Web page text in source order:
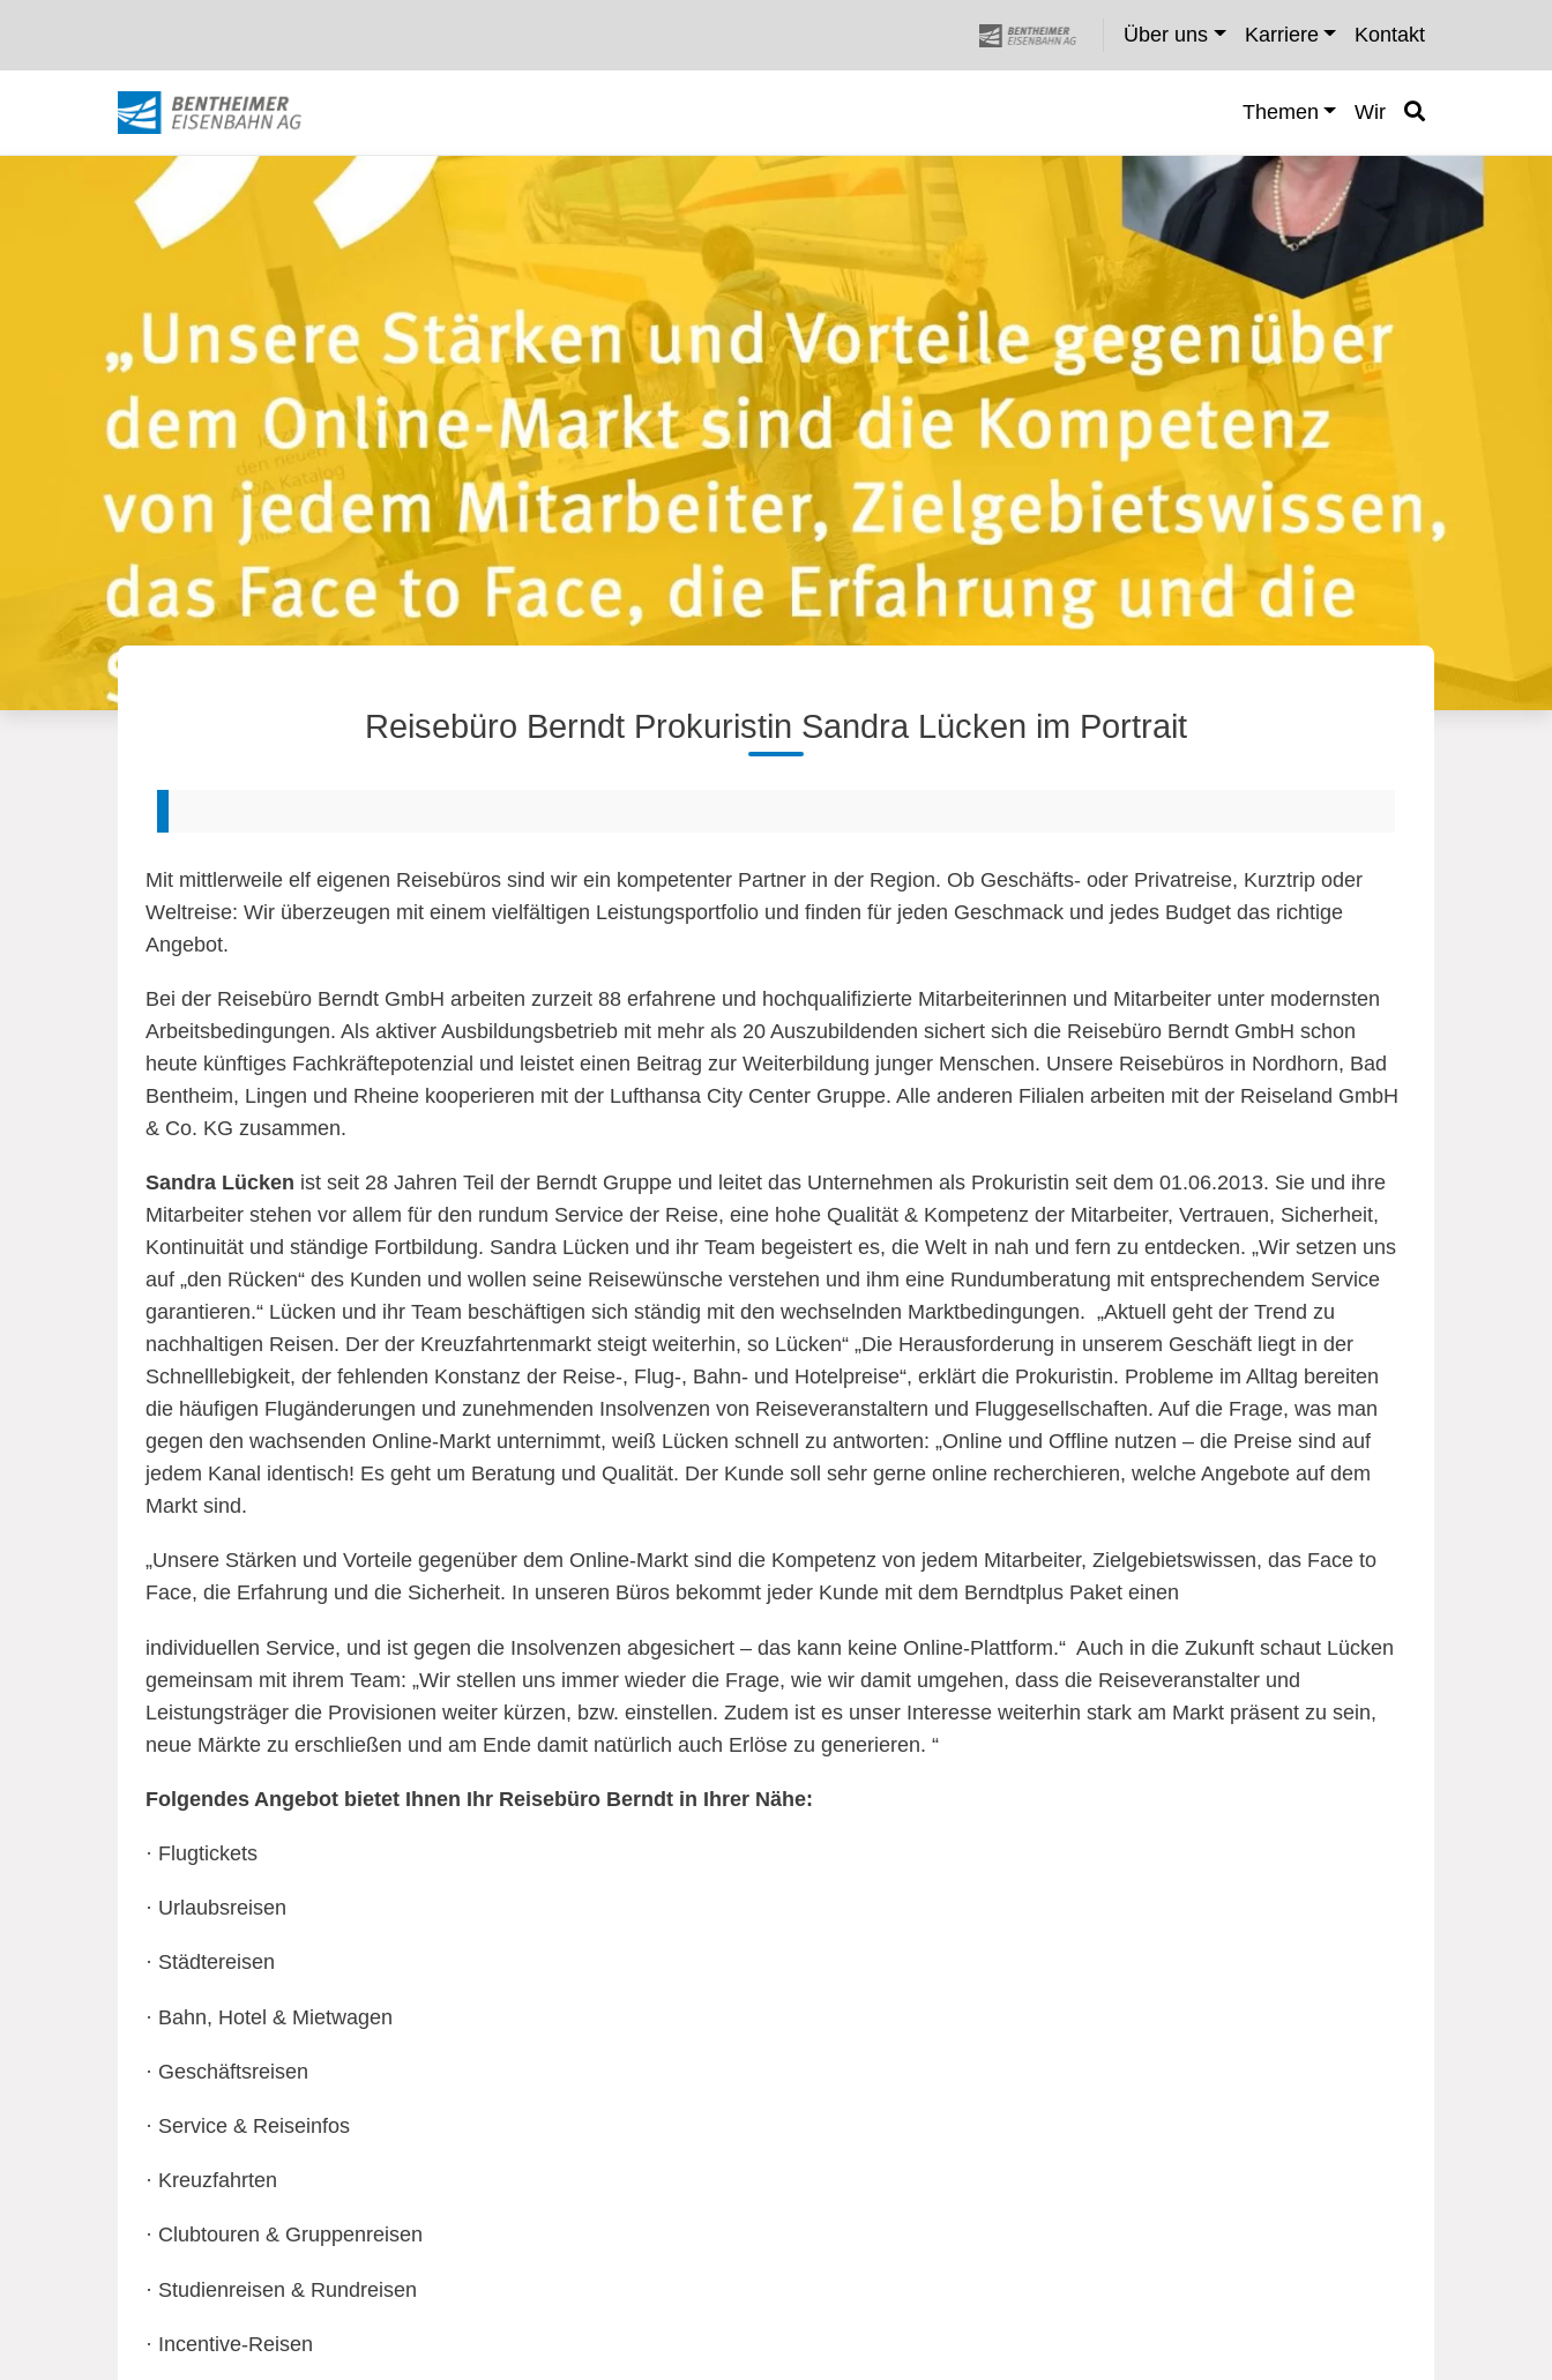
Über uns Karriere Kontakt
Themen Wir
Reisebüro Berndt Prokuristin Sandra Lücken im Portrait
Mit mittlerweile elf eigenen Reisebüros sind wir ein kompetenter Partner in der Region. Ob Geschäfts- oder Privatreise, Kurztrip oder
Weltreise: Wir überzeugen mit einem vielfältigen Leistungsportfolio und finden für jeden Geschmack und jedes Budget das richtige
Angebot.
Bei der Reisebüro Berndt GmbH arbeiten zurzeit 88 erfahrene und hochqualifizierte Mitarbeiterinnen und Mitarbeiter unter modernsten
Arbeitsbedingungen. Als aktiver Ausbildungsbetrieb mit mehr als 20 Auszubildenden sichert sich die Reisebüro Berndt GmbH schon
heute künftiges Fachkräftepotenzial und leistet einen Beitrag zur Weiterbildung junger Menschen. Unsere Reisebüros in Nordhorn, Bad
Bentheim, Lingen und Rheine kooperieren mit der Lufthansa City Center Gruppe. Alle anderen Filialen arbeiten mit der Reiseland GmbH
& Co. KG zusammen.
Sandra Lücken ist seit 28 Jahren Teil der Berndt Gruppe und leitet das Unternehmen als Prokuristin seit dem 01.06.2013. Sie und ihre
Mitarbeiter stehen vor allem für den rundum Service der Reise, eine hohe Qualität & Kompetenz der Mitarbeiter, Vertrauen, Sicherheit,
Kontinuität und ständige Fortbildung. Sandra Lücken und ihr Team begeistert es, die Welt in nah und fern zu entdecken. „Wir setzen uns
auf „den Rücken“ des Kunden und wollen seine Reisewünsche verstehen und ihm eine Rundumberatung mit entsprechendem Service
garantieren.“ Lücken und ihr Team beschäftigen sich ständig mit den wechselnden Marktbedingungen. „Aktuell geht der Trend zu
nachhaltigen Reisen. Der der Kreuzfahrtenmarkt steigt weiterhin, so Lücken“ „Die Herausforderung in unserem Geschäft liegt in der
Schnelllebigkeit, der fehlenden Konstanz der Reise-, Flug-, Bahn- und Hotelpreise“, erklärt die Prokuristin. Probleme im Alltag bereiten
die häufigen Flugänderungen und zunehmenden Insolvenzen von Reiseveranstaltern und Fluggesellschaften. Auf die Frage, was man
gegen den wachsenden Online-Markt unternimmt, weiß Lücken schnell zu antworten: „Online und Offline nutzen – die Preise sind auf
jedem Kanal identisch! Es geht um Beratung und Qualität. Der Kunde soll sehr gerne online recherchieren, welche Angebote auf dem
Markt sind.
„Unsere Stärken und Vorteile gegenüber dem Online-Markt sind die Kompetenz von jedem Mitarbeiter, Zielgebietswissen, das Face to
Face, die Erfahrung und die Sicherheit. In unseren Büros bekommt jeder Kunde mit dem Berndtplus Paket einen
individuellen Service, und ist gegen die Insolvenzen abgesichert – das kann keine Online-Plattform.“ Auch in die Zukunft schaut Lücken
gemeinsam mit ihrem Team: „Wir stellen uns immer wieder die Frage, wie wir damit umgehen, dass die Reiseveranstalter und
Leistungsträger die Provisionen weiter kürzen, bzw. einstellen. Zudem ist es unser Interesse weiterhin stark am Markt präsent zu sein,
neue Märkte zu erschließen und am Ende damit natürlich auch Erlöse zu generieren. “
Folgendes Angebot bietet Ihnen Ihr Reisebüro Berndt in Ihrer Nähe:
· Flugtickets
· Urlaubsreisen
· Städtereisen
· Bahn, Hotel & Mietwagen
· Geschäftsreisen
· Service & Reiseinfos
· Kreuzfahrten
· Clubtouren & Gruppenreisen
· Studienreisen & Rundreisen
· Incentive-Reisen